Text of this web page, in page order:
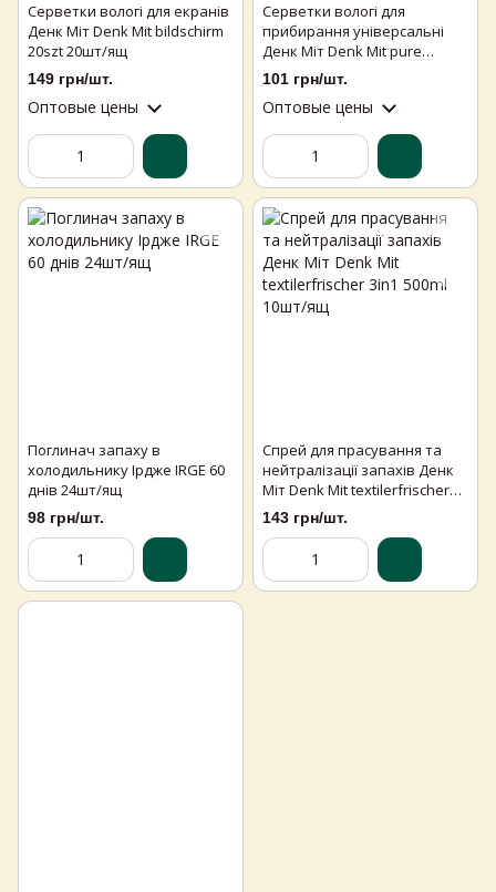
Серветки вологі для екранів
Денк Міт Denk Mit bildschirm
20szt 20шт/ящ
149 грн/шт.
Оптовые цены
Серветки вологі для
прибирання універсальні
Денк Міт Denk Mit pure
frische 50szt 9шт/ящ
101 грн/шт.
Оптовые цены
Поглинач запаху в
холодильнику Ірдже IRGE 60
днів 24шт/ящ
98 грн/шт.
Спрей для прасування та
нейтралізації запахів Денк
Міт Denk Mit textilerfrischer
3in1 500ml 10шт/ящ
143 грн/шт.